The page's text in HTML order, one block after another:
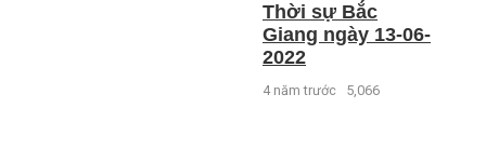
Thời sự Bắc
Giang ngày 13-06-
2022
4 năm trước 5,066